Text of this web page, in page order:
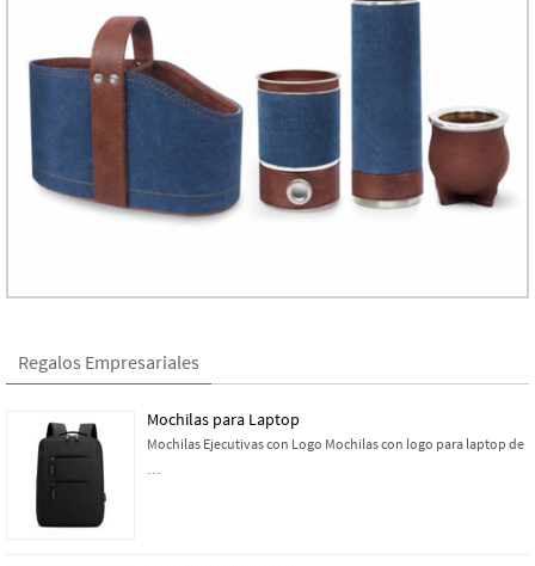
Regalos Empresariales
Mochilas para Laptop
Mochilas Ejecutivas con Logo Mochilas con logo para laptop de